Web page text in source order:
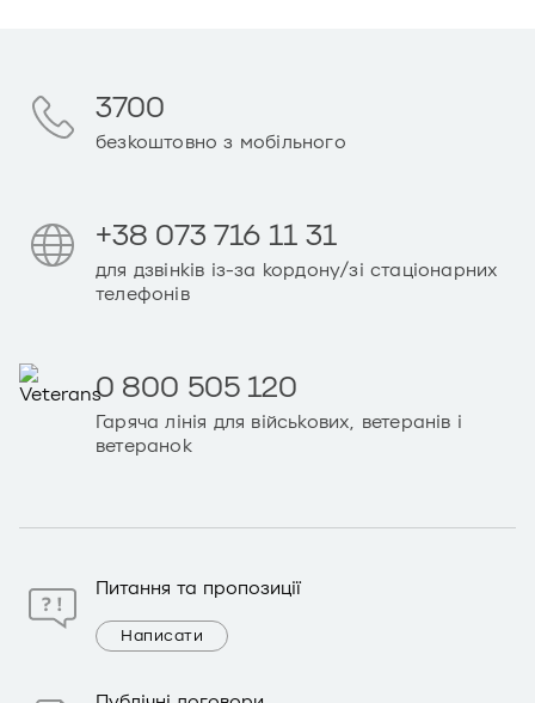
3700
безкоштовно з мобільного
+38 073 716 11 31
для дзвінків із-за кордону/зі стаціонарних
телефонів
0 800 505 120
Гаряча лінія для військових, ветеранів і
ветеранок
Питання та пропозиції
Написати